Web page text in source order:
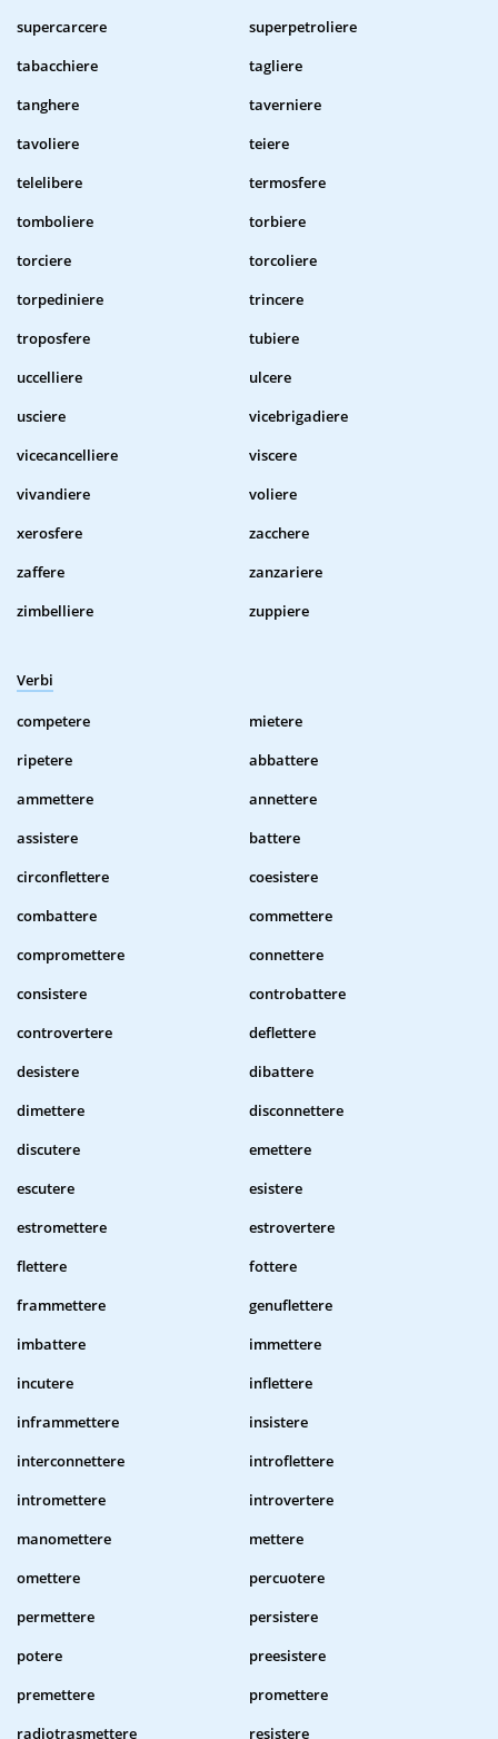
supercarcere
superpetroliere
tabacchiere
tagliere
tanghere
taverniere
tavoliere
teiere
telelibere
termosfere
tomboliere
torbiere
torciere
torcoliere
torpediniere
trincere
troposfere
tubiere
uccelliere
ulcere
usciere
vicebrigadiere
vicecancelliere
viscere
vivandiere
voliere
xerosfere
zacchere
zaffere
zanzariere
zimbelliere
zuppiere
Verbi
competere
mietere
ripetere
abbattere
ammettere
annettere
assistere
battere
circonflettere
coesistere
combattere
commettere
compromettere
connettere
consistere
controbattere
controvertere
deflettere
desistere
dibattere
dimettere
disconnettere
discutere
emettere
escutere
esistere
estromettere
estrovertere
flettere
fottere
frammettere
genuflettere
imbattere
immettere
incutere
inflettere
inframmettere
insistere
interconnettere
introflettere
intromettere
introvertere
manomettere
mettere
omettere
percuotere
permettere
persistere
potere
preesistere
premettere
promettere
radiotrasmettere
resistere